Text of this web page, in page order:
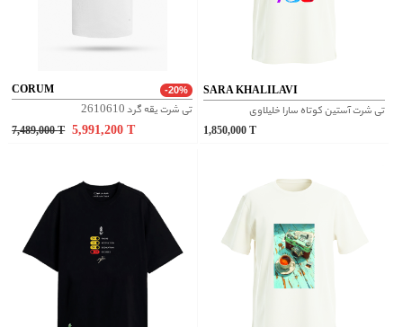
CORUM -20%
تی شرت یقه گرد 2610610
7,489,000 T 5,991,200
SARA KHALILAVI
تی شرت آستین کوتاه سارا خلیلاوی
1,850,000